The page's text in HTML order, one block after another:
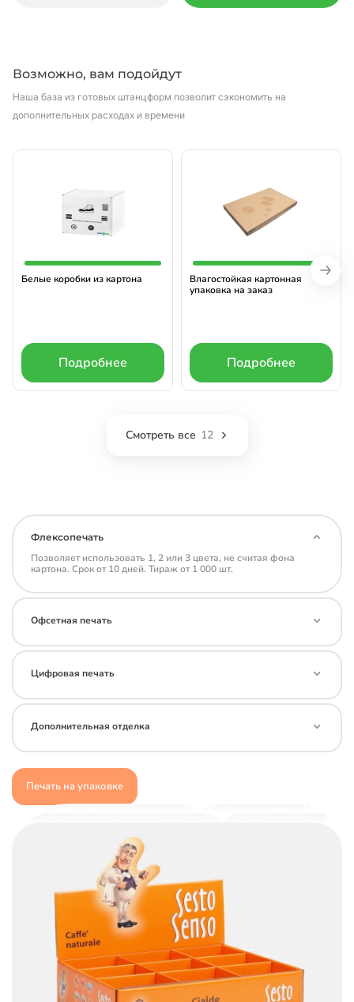
Возможно, вам подойдут
Наша база из готовых штанцформ позволит сэкономить на
дополнительных расходах и времени
Белые коробки из картона
Подробнее
Влагостойкая картонная
упаковка на заказ
Подробнее
Смотреть все 12
Флексопечать
Позволяет использовать 1, 2 или 3 цвета, не считая фона
картона. Срок от 10 дней. Тираж от 1 000 шт.
Офсетная печать
Цифровая печать
Дополнительная отделка
Печать на упаковке